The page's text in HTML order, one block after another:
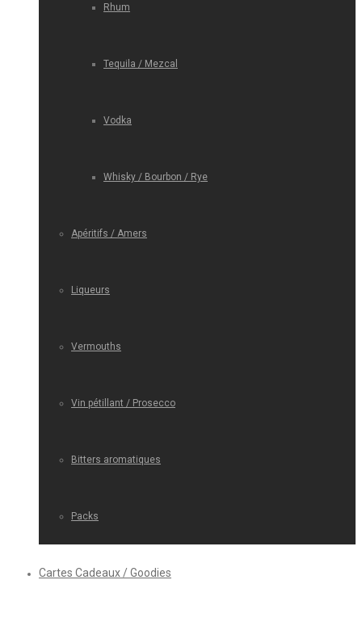
Rhum
Tequila / Mezcal
Vodka
Whisky / Bourbon / Rye
Apéritifs / Amers
Liqueurs
Vermouths
Vin pétillant / Prosecco
Bitters aromatiques
Packs
Cartes Cadeaux / Goodies